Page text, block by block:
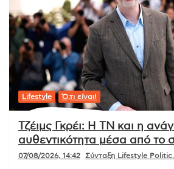
Lifestyle Ό,τι είναι!
Τζέιμς Γκρέι: Η ΤΝ και η
αυθεντικότητα μέσα από το
07/08/2026, 14:42 Σύνταξη Lifestyle